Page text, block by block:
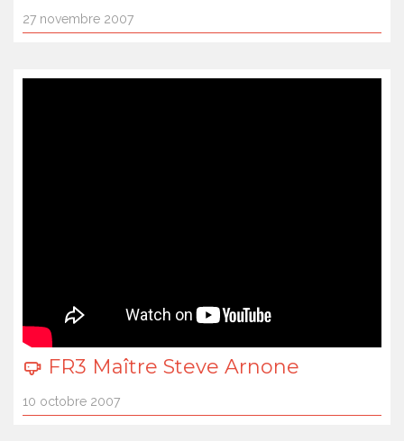
27 novembre 2007
FR3 Maître Steve Arnone
10 octobre 2007